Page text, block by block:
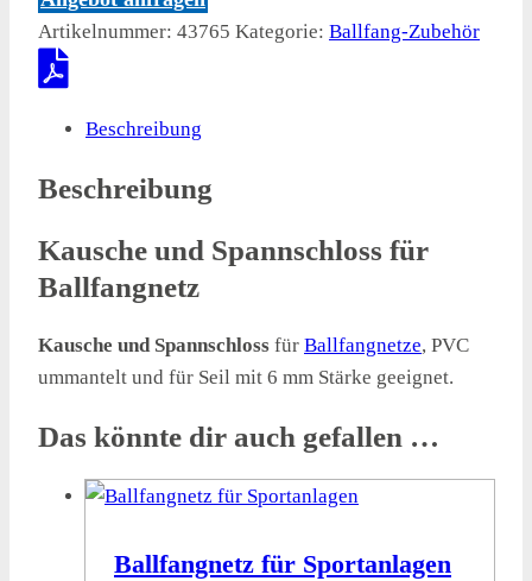
Artikelnummer: 43765 Kategorie: Ballfang-Zubehör
Beschreibung
Beschreibung
Kausche und Spannschloss für
Ballfangnetz
Kausche und Spannschloss für Ballfangnetze, PVC
ummantelt und für Seil mit 6 mm Stärke geeignet.
Das könnte dir auch gefallen …
Ballfangnetz für Sportanlagen